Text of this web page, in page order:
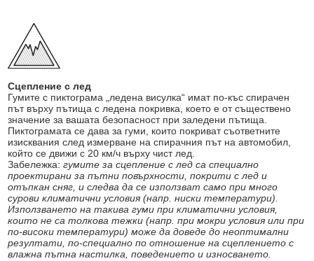
Сцепление с лед
Гумите с пиктограма „ледена висулка“ имат по-къс спирачен
път върху пътища с ледена покривка, което е от съществено
значение за вашата безопасност при заледени пътища.
Пиктограмата се дава за гуми, които покриват съответните
изисквания след измерване на спирачния път на автомобил,
който се движи с 20 км/ч върху чист лед.
Забележка:гумите за сцепление с лед са специално
проектирани за пътни повърхности, покрити с лед и
отъпкан сняг, и следва да се използват само при много
сурови климатични условия (напр. ниски температури).
Използването на такива гуми при климатични условия,
които не са толкова тежки (напр. при мокри условия или при
по-високи температури) може да доведе до неоптимални
резултати, по-специално по отношение на сцеплението с
влажна пътна настилка, поведението и износването.